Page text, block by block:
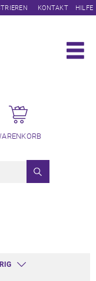
KONTAKT HILFE